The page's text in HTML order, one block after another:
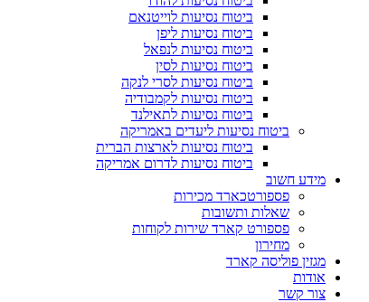
ביטוח נסיעות לוייטנאם
ביטוח נסיעות ליפן
ביטוח נסיעות לנפאל
ביטוח נסיעות לסין
ביטוח נסיעות לסרי לנקה
ביטוח נסיעות לקמבודיה
ביטוח נסיעות לתאילנד
ביטוח נסיעות ליעדים באמריקה
ביטוח נסיעות לארצות הברית
ביטוח נסיעות לדרום אמריקה
מידע חשוב
פספורטכארד מכירות
שאלות ותשובות
פספורט קארד שירות לקוחות
מחירון
מגזין פוליסה קארד
אודות
צור קשר